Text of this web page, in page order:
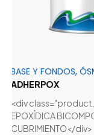
Y FONDOS,
div>